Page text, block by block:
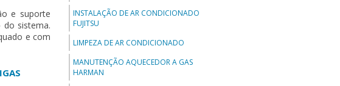
e suporte
do sistema.
e com
INSTALAÇÃO DE AR CONDICIONADO
FUJITSU
LIMPEZA DE AR CONDICIONADO
MANUTENÇÃO AQUECEDOR A GAS
HARMAN